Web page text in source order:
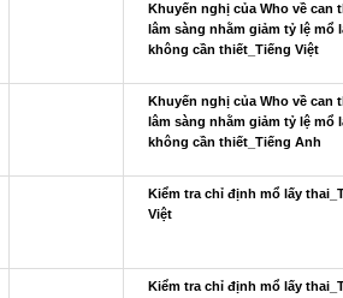
Khuyến nghị của Who về can
lâm sàng nhằm giảm tỷ lệ mổ
không cần thiết_Tiếng Việt
Khuyến nghị của Who về can
lâm sàng nhằm giảm tỷ lệ mổ
không cần thiết_Tiếng Anh
Kiểm tra chỉ định mổ lấy
Việt
Kiểm tra chỉ định mổ lấy